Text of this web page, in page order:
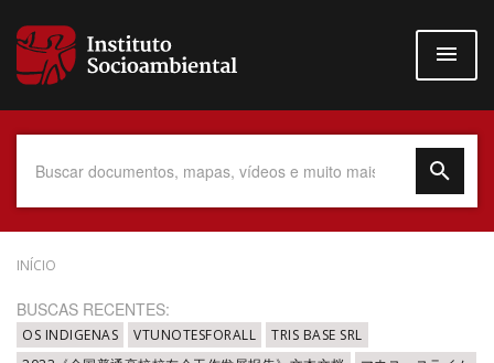
para
conteúdo
Data do Documento
INÍCIO
BUSCAS RECENTES:
OS INDIGENAS VTUNOTESFORALL
TRIS BASE SRL